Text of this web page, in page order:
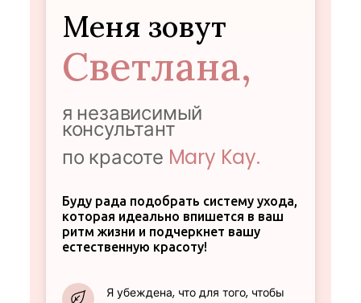
Меня зовут
Светлана,
я независимый
консультант
по красоте Mary Kay.
Буду рада подобрать систему ухода,
которая идеально впишется в ваш
ритм жизни и подчеркнет вашу
естественную красоту!
Я убеждена, что для того, чтобы